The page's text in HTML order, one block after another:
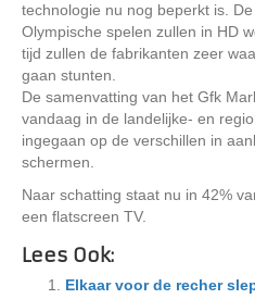
technologie nu nog beperkt is.
Olympische spelen zullen in HD
tijd zullen de fabrikanten zeer
gaan stunten.
De samenvatting van het Gfk
vandaag in de landelijke- en
ingegaan op de verschillen in
schermen.
Naar schatting staat nu in 42%
een flatscreen TV.
Lees Ook:
Elkaar voor de recher